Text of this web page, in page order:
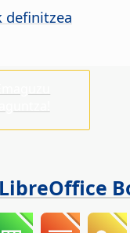
definitzea
LibreOffice